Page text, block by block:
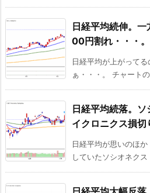
日経平均続伸。
00円割れ・・・。
日経平均が上がって
ぁ・・・。 チャート
日経平均続落。
イクロニクス損切
日経平均が思いのほ
していたソシオネク